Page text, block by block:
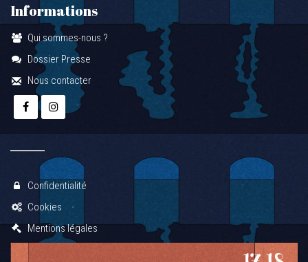
Informations
Qui sommes-nous ?
Dossier Presse
Nous contacter
Confidentialité
Cookies
Mentions légales